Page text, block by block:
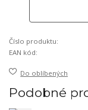
Číslo produktu:
EAN kód:
Do oblíbených
Podobné